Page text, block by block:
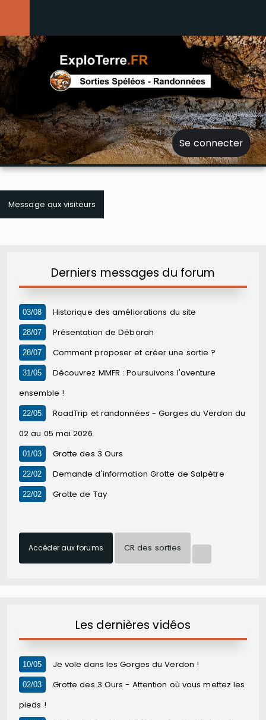
Se connecter
Message aux visiteurs
Derniers messages du forum
03/08 Historique des améliorations du site
28/07 Présentation de Déborah
28/07 Comment proposer et créer une sortie ?
31/05
Découvrez MMFR : Poursuivons l'aventure
ensemble !
22/05
RoadTrip et randonnées - Gorges du Verdon du
02 au 05 mai 2026
01/03 Grotte des 3 Ours
22/02 Demande d'information Grotte de Salpètre
22/02 Grotte de Tay
Accéder aux forums CR des sorties
Les dernières vidéos
10/05 Je vole dans les Gorges du Verdon !
02/03
Grotte des 3 Ours - Attention où vous mettez les
pieds !